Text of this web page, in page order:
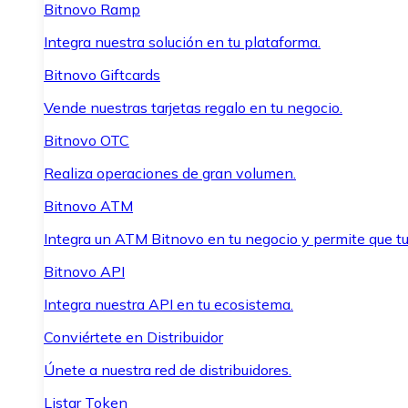
Bitnovo Ramp
Integra nuestra solución en tu plataforma.
Bitnovo Giftcards
Vende nuestras tarjetas regalo en tu negocio.
Bitnovo OTC
Realiza operaciones de gran volumen.
Bitnovo ATM
Integra un ATM Bitnovo en tu negocio y permite que
Bitnovo API
Integra nuestra API en tu ecosistema.
Conviértete en Distribuidor
Únete a nuestra red de distribuidores.
Listar Token